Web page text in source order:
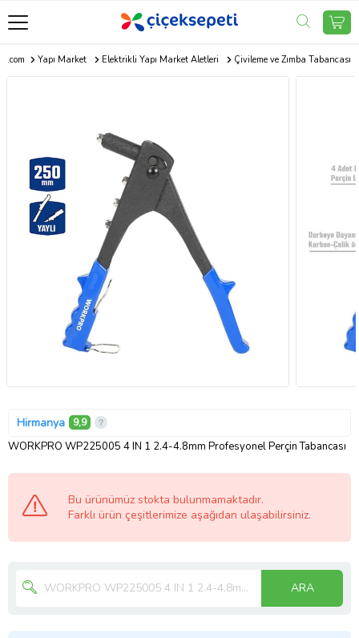
Yapı Market Elektrikli Yapı Market Aletleri Çivileme ve Zımba Tabancası
Hirmanya 9,9
WORKPRO WP225005 4 IN 1 2.4-4.8mm Profesyonel Perçin Tabancası
Bu ürünümüz stokta bulunmamaktadır.
Farklı ürün çeşitlerimize aşağıdan ulaşabilirsiniz.
ARA